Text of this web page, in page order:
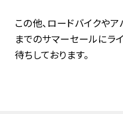
この他、ロードバイクや
までのサマーセールにラ
待ちしております。